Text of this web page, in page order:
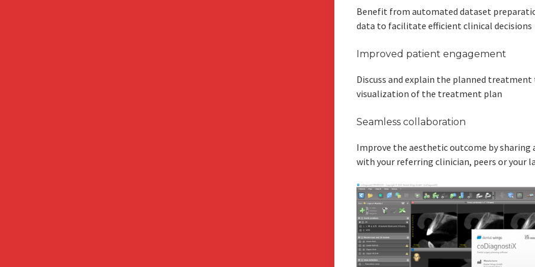
Benefit from automated dataset
data to facilitate efficient clinical decisions
Improved patient engagement
Discuss and explain the planned
visualization of the treatment plan
Seamless collaboration
Improve the aesthetic outcome by
with your referring clinician, peers or your